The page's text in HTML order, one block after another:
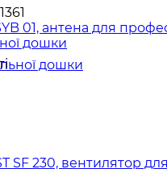
01, антена для
дошки